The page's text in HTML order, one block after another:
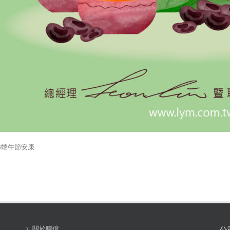
午節安康